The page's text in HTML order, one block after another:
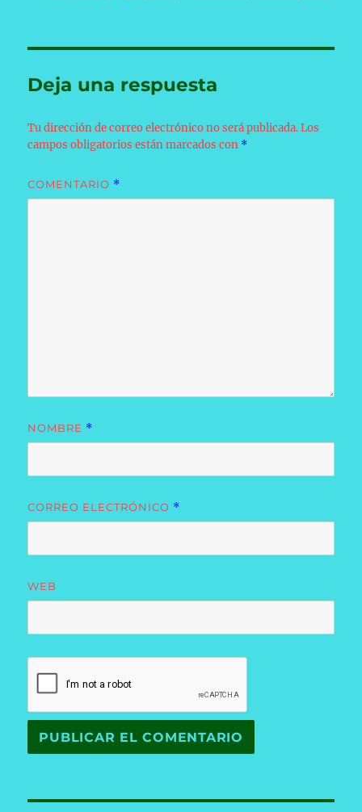
Deja una respuesta
Tu dirección de correo electrónico no será publicada. Los
campos obligatorios están marcados con *
COMENTARIO *
NOMBRE *
CORREO ELECTRÓNICO *
WEB